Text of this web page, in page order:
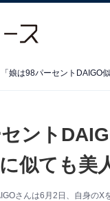
セント
似ても美
さんは6月2日、自身の